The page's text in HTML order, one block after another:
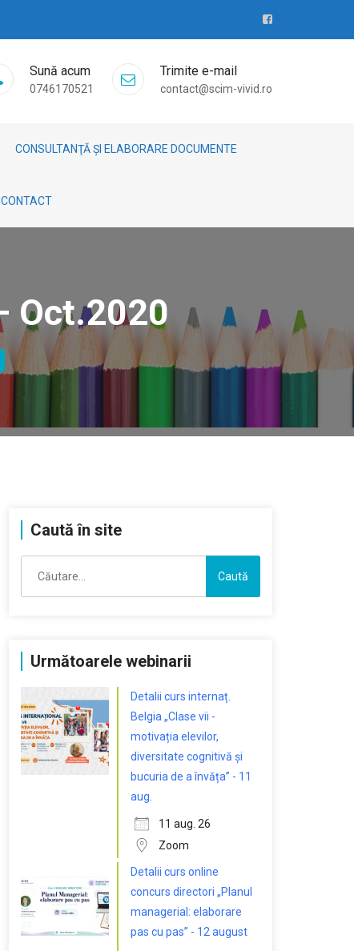
Sună acum
0746170521
Trimite e-mail
contact@scim-vivid.ro
CONSULTANŢĂ ȘI ELABORARE DOCUMENTE
CONTACT
Oct.2020
Caută în site
după:
Următoarele webinarii
Detalii curs internaț.
Belgia „Clase vii -
motivația elevilor,
diversitate cognitivă și
bucuria de a învăța” - 11
aug.
11 aug. 26
Zoom
Detalii curs online
concurs directori „Planul
managerial: elaborare
pas cu pas” - 12 august